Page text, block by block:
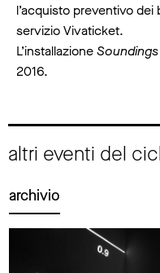
l’acquisto preventivo dei
servizio Vivaticket.
L’installazioneSoundings
2016.
altri eventi del
archivio